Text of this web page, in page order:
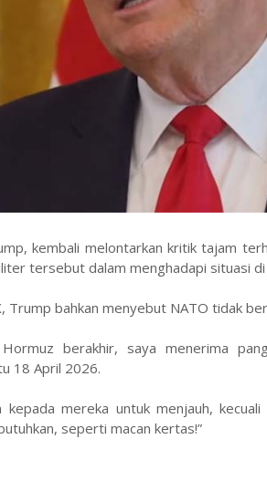
kembali melontarkan kritik tajam
tersebut dalam menghadapi situasi
Trump bahkan menyebut NATO tidak
berakhir, saya menerima
18 April 2026.
kepada mereka untuk menjauh,
seperti macan kertas!”